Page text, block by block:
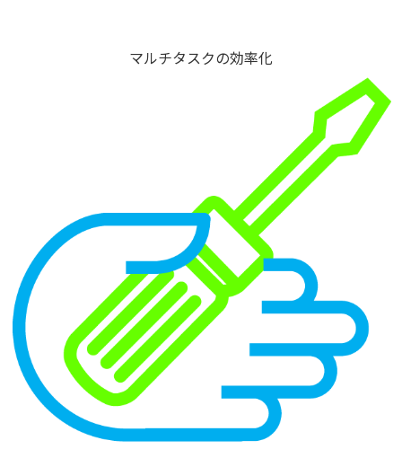
マルチタスクの効率化